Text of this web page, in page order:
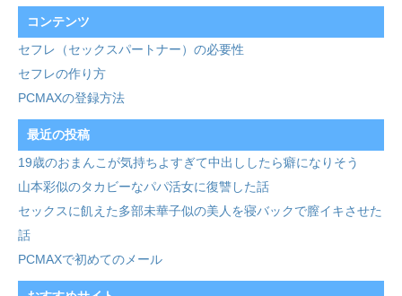
コンテンツ
セフレ（セックスパートナー）の必要性
セフレの作り方
PCMAXの登録方法
最近の投稿
19歳のおまんこが気持ちよすぎて中出ししたら癖になりそう
山本彩似のタカビーなパパ活女に復讐した話
セックスに飢えた多部未華子似の美人を寝バックで膣イキさせた
話
PCMAXで初めてのメール